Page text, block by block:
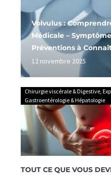
Volvulus :
Médicale –
Préventions à
12 novembre 2025
Chirurgie viscérale & Digestive,
Gastroentérologie & Hépatologie
TOUT CE QUE VOUS